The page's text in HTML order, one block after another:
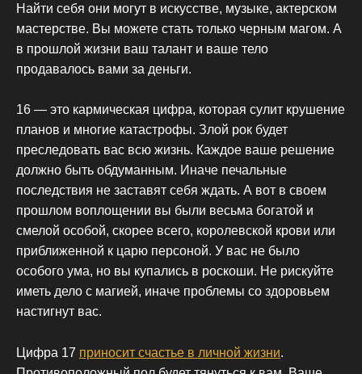
Найти себя они могут в искусстве, музыке, актерском
мастерстве. Вы можете стать только черным магом. А
в прошлой жизни ваш талант и ваше тело
продавалось вами за деньги.
16 — это кармическая цифра, которая сулит крушение
планов и многие катастрофы. Злой рок будет
преследовать вас всю жизнь. Каждое ваше решение
должно быть обдуманным. Иначе печальные
последствия не заставят себя ждать. А вот в своем
прошлом воплощении вы были весьма богатой и
смелой особой, скорее всего, королевской крови или
приближенной к царю персоной. У вас не было
особого ума, но вы купались в роскоши. Не рискуйте
иметь дело с магией, иначе проблемы со здоровьем
настигнут вас.
Цифра 17 приносит счастье в личной жизни.